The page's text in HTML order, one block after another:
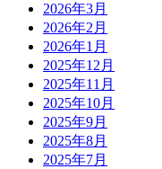
2026年3月
2026年2月
2026年1月
2025年12月
2025年11月
2025年10月
2025年9月
2025年8月
2025年7月